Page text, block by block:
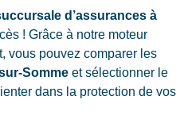
d’assurances à
! Grâce à notre moteur
vous pouvez comparer les
Somme et sélectionner le
dans la protection de vos